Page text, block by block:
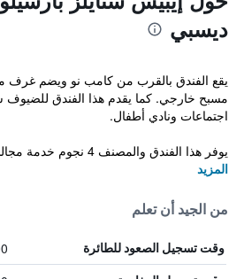
ديسبي
يقع الفندق بالقرب من كامب نو ويضم غرف
مسبح خارجي. كما يقدم هذا الفندق
اجتماعات ونادي أطفال.
يوفر هذا الفندق والمصنف 4 نجوم خدمة مجالسة الأطفال، اما...
المزيد
من الجيد أن تعلم
وقت تسجيل الصعود للطائرة